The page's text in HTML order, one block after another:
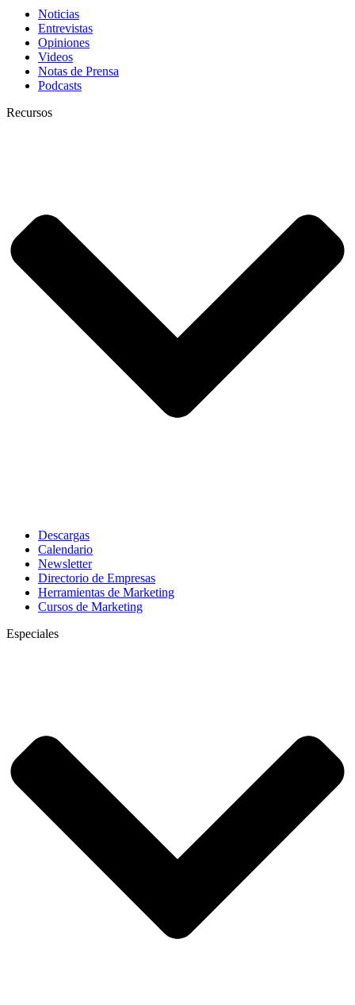
Noticias
Entrevistas
Opiniones
Videos
Notas de Prensa
Podcasts
Recursos
Descargas
Calendario
Newsletter
Directorio de Empresas
Herramientas de Marketing
Cursos de Marketing
Especiales